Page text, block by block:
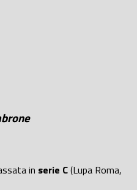
in serie C(Lupa Roma,